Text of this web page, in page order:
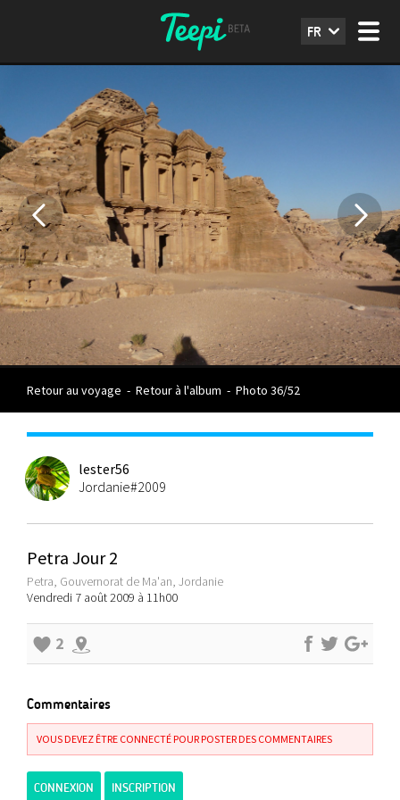
FR
Retour au voyage - Retour à l'album - Photo 36/52
lester56
Jordanie#2009
Petra Jour 2
Petra, Gouvernorat de Ma'an, Jordanie
Vendredi 7 août 2009 à 11h00
2
Commentaires
VOUS DEVEZ ÊTRE CONNECTÉ POUR POSTER DES COMMENTAIRES
CONNEXION INSCRIPTION